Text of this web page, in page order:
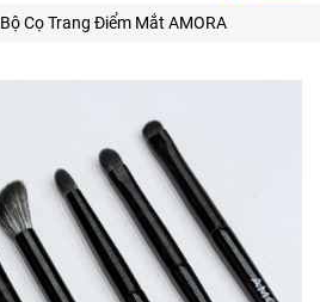
Bộ Cọ Trang Điểm Mắt AMORA